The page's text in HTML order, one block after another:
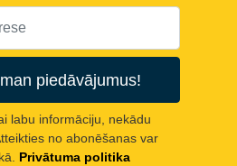
piedāvājumus!
labu informāciju, nekādu
no abonēšanas var
Privātuma politika